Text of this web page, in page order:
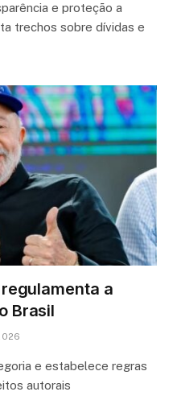
e proteção a
trechos sobre dívidas e
a
Brasil
e estabelece regras
autorais